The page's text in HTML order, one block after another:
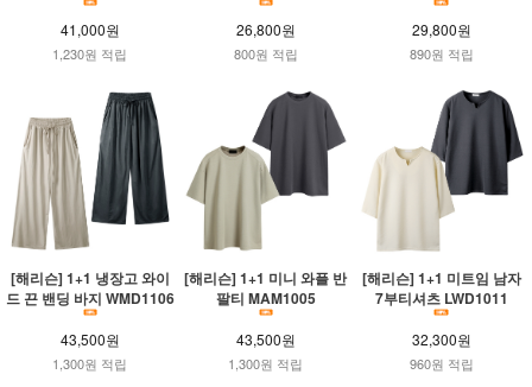
41,000원
1,230원 적립
26,800원
800원 적립
29,800원
890원 적립
[해리슨] 1+1 냉장고 와이
드 끈 밴딩 바지 WMD1106
43,500원
1,300원 적립
[해리슨] 1+1 미니 와플 반
팔티 MAM1005
43,500원
1,300원 적립
[해리슨] 1+1 미트임 남자
7부티셔츠 LWD1011
32,300원
960원 적립